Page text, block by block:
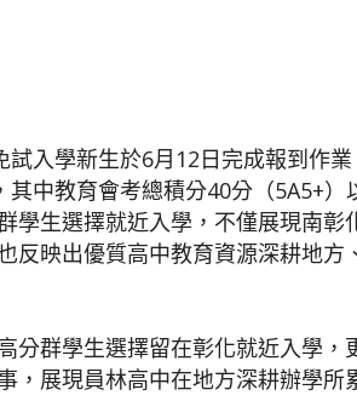
試入學新生於6月12日完成報到作
中教育會考總積分40分（5A5+）
學生選擇就近入學，不僅展現南彰
反映出優質高中教育資源深耕地方
分群學生選擇留在彰化就近入學，
，展現員林高中在地方深耕辦學所